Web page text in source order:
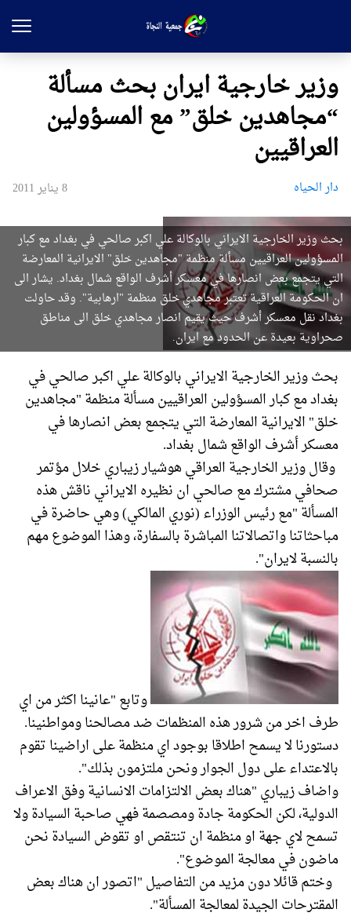
وزير خارجية ايران بحث مسألة
“مجاهدين خلق” مع المسؤولين
العراقيين
دار الحیاه 8 يناير 2011
بحث وزير الخارجية الايراني بالوكالة علي اكبر صالحي في بغداد مع كبار
المسؤولين العراقيين مسألة منظمة "مجاهدين خلق" الايرانية المعارضة
التي يتجمع بعض انصارها في معسكر أشرف الواقع شمال بغداد. يشار الى
ان الحكومة العراقية تعتبر مجاهدي خلق منظمة "ارهابية". وقد حاولت
بغداد نقل معسكر أشرف حيث يقيم انصار مجاهدي خلق الى مناطق
صحراوية بعيدة عن الحدود مع ايران.
بحث وزير الخارجية الايراني بالوكالة علي اكبر صالحي في
بغداد مع كبار المسؤولين العراقيين مسألة منظمة "مجاهدين
خلق" الايرانية المعارضة التي يتجمع بعض انصارها في
معسكر أشرف الواقع شمال بغداد.
وقال وزير الخارجية العراقي هوشيار زيباري خلال مؤتمر
صحافي مشترك مع صالحي ان نظيره الايراني ناقش هذه
المسألة "مع رئيس الوزراء (نوري المالكي) وهي حاضرة في
مباحثاتنا واتصالاتنا المباشرة بالسفارة، وهذا الموضوع مهم
بالنسبة لايران".
وتابع "عانينا اكثر من اي
طرف اخر من شرور هذه المنظمات ضد مصالحنا ومواطنينا.
دستورنا لا يسمح اطلاقا بوجود اي منظمة على اراضينا تقوم
بالاعتداء على دول الجوار ونحن ملتزمون بذلك".
واضاف زيباري "هناك بعض الالتزامات الانسانية وفق الاعراف
الدولية، لكن الحكومة جادة ومصصمة فهي صاحبة السيادة ولا
تسمح لاي جهة او منظمة ان تنتقص او تقوض السيادة نحن
ماضون في معالجة الموضوع".
وختم قائلا دون مزيد من التفاصيل "اتصور ان هناك بعض
المقترحات الجيدة لمعالجة المسألة".